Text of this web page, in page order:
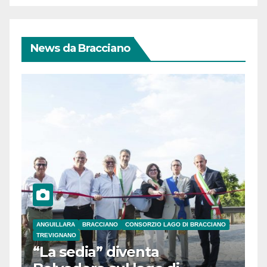
News da Bracciano
ANGUILLARA BRACCIANO
CONSORZIO LAGO DI BRACCIANO
TREVIGNANO
“La sedia” diventa